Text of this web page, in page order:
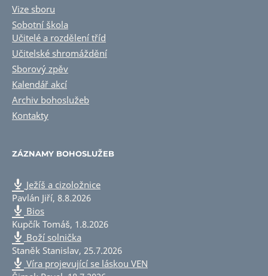
Vize sboru
Sobotní škola
Učitelé a rozdělení tříd
Učitelské shromáždění
Sborový zpěv
Kalendář akcí
Archiv bohoslužeb
Kontakty
ZÁZNAMY BOHOSLUŽEB
Ježíš a cizoložnice
Pavlán Jiří, 8.8.2026
Bios
Kupčík Tomáš, 1.8.2026
Boží solnička
Staněk Stanislav, 25.7.2026
Víra projevující se láskou VEN